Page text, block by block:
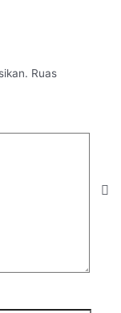
Ruas